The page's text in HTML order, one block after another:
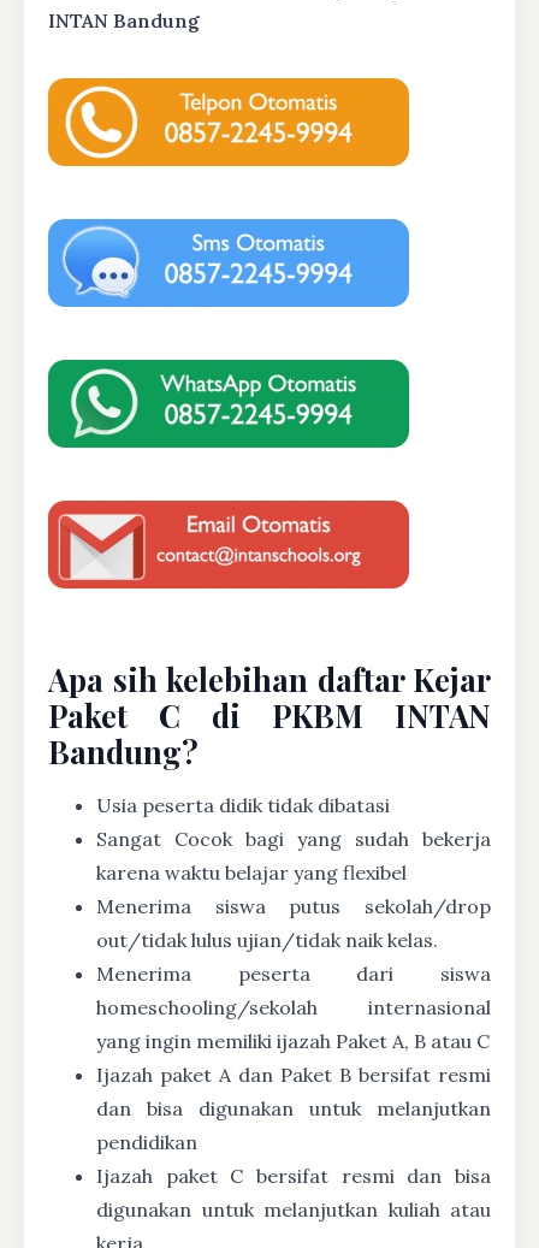
INTAN Bandung
Apa sih kelebihan daftar Kejar
Paket C di PKBM INTAN
Bandung?
Usia peserta didik tidak dibatasi
Sangat Cocok bagi yang sudah bekerja
karena waktu belajar yang flexibel
Menerima siswa putus sekolah/drop
out/tidak lulus ujian/tidak naik kelas.
Menerima peserta dari siswa
homeschooling/sekolah internasional
yang ingin memiliki ijazah Paket A, B atau C
Ijazah paket A dan Paket B bersifat resmi
dan bisa digunakan untuk melanjutkan
pendidikan
Ijazah paket C bersifat resmi dan bisa
digunakan untuk melanjutkan kuliah atau
kerja